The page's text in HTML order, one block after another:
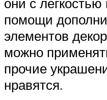
помощи
элементов
можно
прочие
нравятся.